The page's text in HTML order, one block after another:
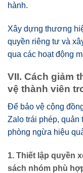
hành.
Xây dựng thương
quyền riêng tư và
qua các hoạt động
VII. Cách giảm
vệ thành viên
Để bảo vệ cộng
Zalo trái phép, quản
phòng ngừa hiệu
1. Thiết lập quyền
sách nhóm phù